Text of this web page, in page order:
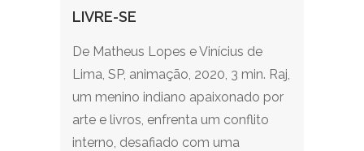
LIVRE-SE
De Matheus Lopes e Vinícius de
Lima, SP, animação, 2020, 3 min. Raj,
um menino indiano apaixonado por
arte e livros, enfrenta um conflito
interno, desafiado com uma